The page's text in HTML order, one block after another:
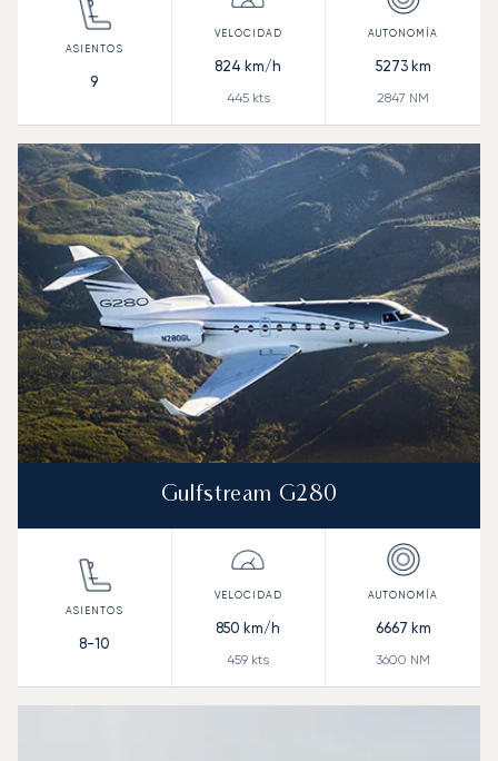
9
824 km/h
445kts
5273km
2847 NM
Gulfstream G280
8-10
850 km/h
459 kts
6667 km
3600 NM